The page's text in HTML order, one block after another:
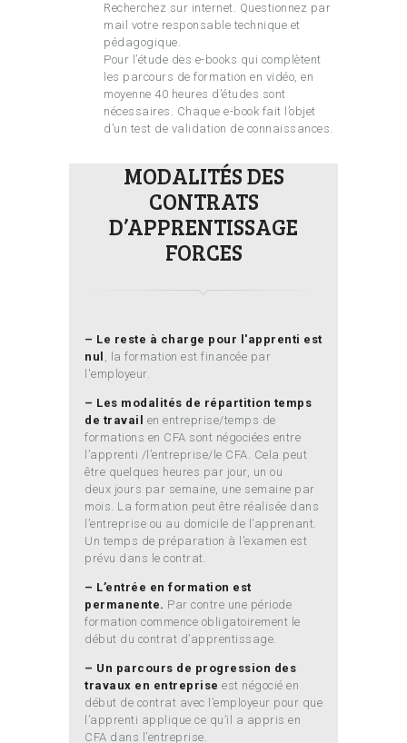
Recherchez sur internet. Questionnez par
mail votre responsable technique et
pédagogique.
Pour l’étude des e-books qui complètent
les parcours de formation en vidéo, en
moyenne 40 heures d’études sont
nécessaires. Chaque e-book fait l’objet
d’un test de validation de connaissances.
MODALITÉS DES
CONTRATS
D’APPRENTISSAGE
FORCES
– Le reste à charge pour l'apprenti est
nul , la formation est financée par
l'employeur.
– Les modalités de répartition temps
de travail
en entreprise/temps de
formations en CFA sont négociées entre
l’apprenti /l’entreprise/le CFA. Cela peut
être quelques heures par jour, un ou
deux jours par semaine, une semaine par
mois. La formation peut être réalisée dans
l’entreprise ou au domicile de l’apprenant.
Un temps de préparation à l’examen est
prévu dans le contrat.
– L’entrée en formation est
permanente. Par contre une période
formation commence obligatoirement le
début du contrat d’apprentissage.
– Un parcours de progression des
travaux en entreprise est négocié en
début de contrat avec l’employeur pour que
l’apprenti applique ce qu’il a appris en
CFA dans l’entreprise.